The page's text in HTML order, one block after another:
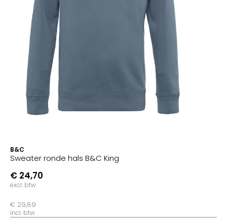
B&C
Sweater ronde hals B&C King
€ 24,70
excl. btw
€ 29,89
incl. btw